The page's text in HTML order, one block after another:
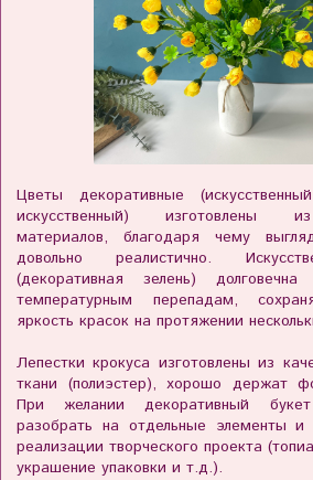
Цветы декоративные
искусственный) изготовлены
материалов, благодаря чему
довольно реалистично.
(декоративная зелень)
температурным перепадам,
яркость красок на протяжении
Лепестки крокуса изготовлены из
ткани (полиэстер), хорошо держат
При желании декоративный
разобрать на отдельные элементы и
реализации творческого проекта
украшение упаковки и т.д.).